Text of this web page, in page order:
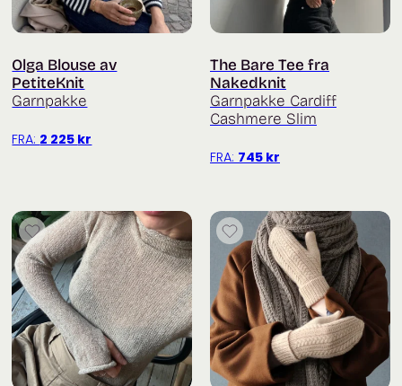
Olga Blouse av
PetiteKnit
Garnpakke
FRA: 2 225 kr
The Bare Tee fra
Nakedknit
Garnpakke Cardiff
Cashmere Slim
FRA: 745 kr